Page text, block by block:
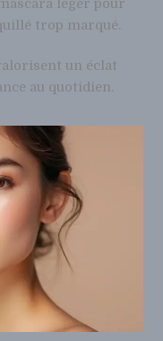
léger pour
trop marqué.
un éclat
au quotidien.